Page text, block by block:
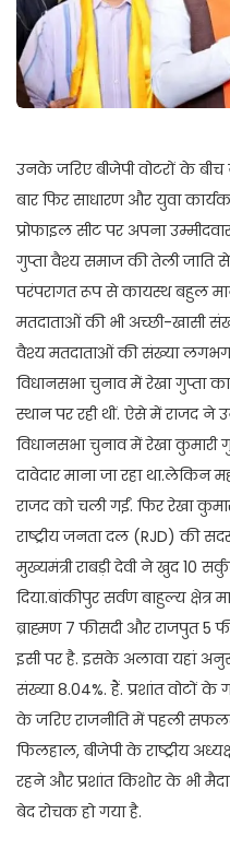
उनके जरिए बीजेपी वोटरों के
बार फिर साधारण और युवा
प्रोफाइल सीट पर अपना
गुप्ता वैश्य समाज की तेली जाति
परंपरागत रूप से कायस्थ बहुल
मतदाताओं की भी अच्छी-खासी
वैश्य मतदाताओं की संख्या
विधानसभा चुनाव में रेखा गुप्ता
स्थान पर रही थीं. ऐसे में राजद ने
विधानसभा चुनाव में रेखा कुमारी
दावेदार माना जा रहा
राजद को चली गईं. फिर रेखा
राष्ट्रीय जनता दल (RJD) की
मुख्यमंत्री राबड़ी देवी ने खुद 10
दिया.बांकीपुर सर्वण बाहुल्य क्षेत्र
ब्राह्मण 7 फीसदी और राजपुत 5
इसी पर है. इसके अलावा यहां
संख्या 8.04%. हैं. प्रशांत वोटों
के जरिए राजनीति में पहली
फिलहाल, बीजेपी के राष्ट्रीय
रहने और प्रशांत किशोर के भी
बेद रोचक हो गया है.